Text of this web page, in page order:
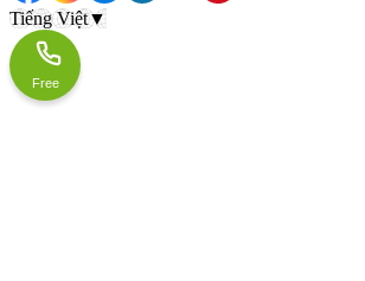
Tiếng Việt▼
Free